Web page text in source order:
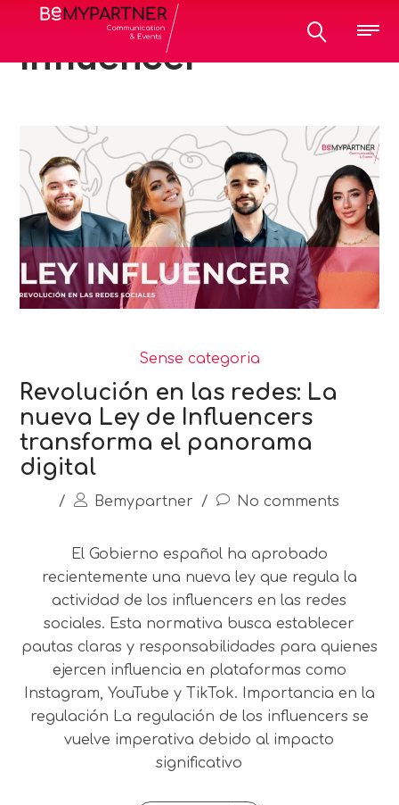
All posts tagged:
influencer
Sense categoria
Revolución en las redes: La
nueva Ley de Influencers
transforma el panorama
digital
/ Bemypartner / No comments
El Gobierno español ha aprobado
recientemente una nueva ley que regula la
actividad de los influencers en las redes
sociales. Esta normativa busca establecer
pautas claras y responsabilidades para quienes
ejercen influencia en plataformas como
Instagram, YouTube y TikTok. Importancia en la
regulación La regulación de los influencers se
vuelve imperativa debido al impacto
significativo